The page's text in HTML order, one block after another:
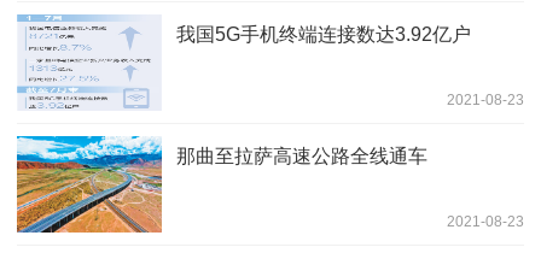
我国5G手机终端连接数达3.92亿户
2021-08-23
那曲至拉萨高速公路全线通车
2021-08-23